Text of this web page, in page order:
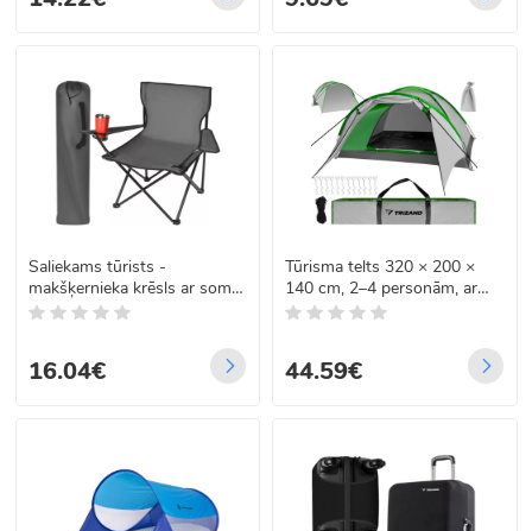
Saliekams tūrists -
makšķernieka krēsls ar somu,
pelēks
16.04€
Tūrisma telts 320 × 200 ×
140 cm, 2–4 personām, ar
priekštelpu, Nevada
44.59€